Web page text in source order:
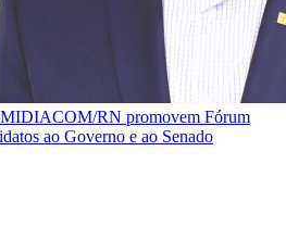
RN promovem Fórum
ao Governo e ao Senado